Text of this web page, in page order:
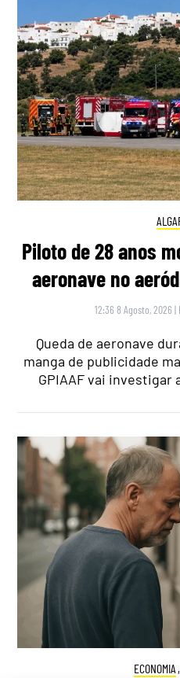
Piloto de 28 anos
aeronave no
12:36 8 Agosto, 2026 |
Queda de aeronave
manga de publicidade
GPIAAF vai investigar
ECONOMIA ,